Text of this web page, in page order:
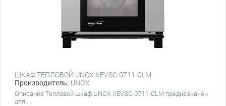
ШКАФ ТЕПЛОВОЙ UNOX XEVSC-0711-CLM
Производитель: UNOX
Описание Тепловой шкаф UNOX XEVSC-0711-CLM предназначен
для...